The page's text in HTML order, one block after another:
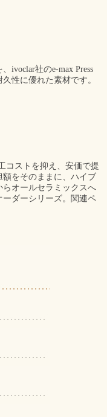
ivoclar社のe-max Press
性に優れた素材です。
コストを抑え、安価で提
をそのままに、ハイブ
らオールセラミックスへ
ダーシリーズ。関連ペ